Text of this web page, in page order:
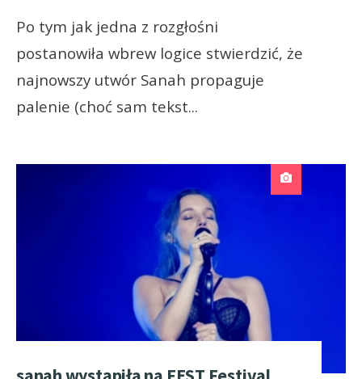
Po tym jak jedna z rozgłośni
postanowiła wbrew logice stwierdzić, że
najnowszy utwór Sanah propaguje
palenie (choć sam tekst...